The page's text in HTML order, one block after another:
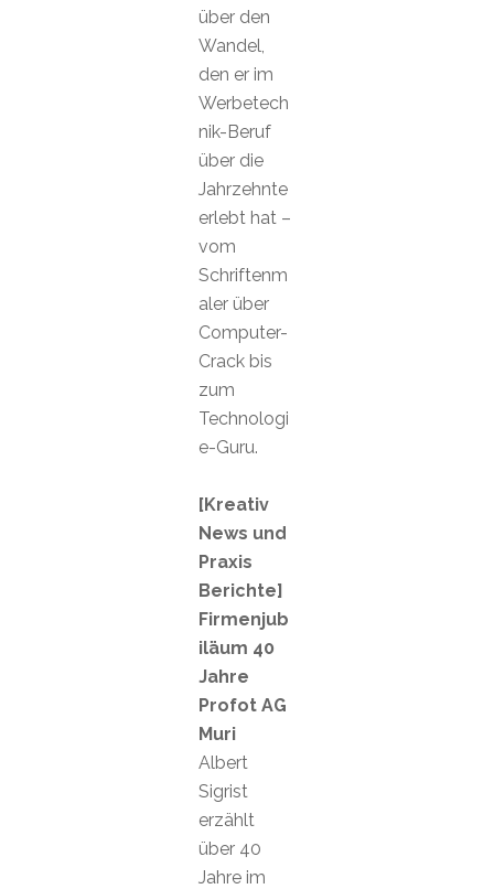
über den
Wandel,
den er im
Werbetech
nik-Beruf
über die
Jahrzehnte
erlebt hat –
vom
Schriftenm
aler über
Computer-
Crack bis
zum
Technologi
e-Guru.
[Kreativ
News und
Praxis
Berichte]
Firmenjub
iläum 40
Jahre
Profot AG
Muri
Albert
Sigrist
erzählt
über 40
Jahre im